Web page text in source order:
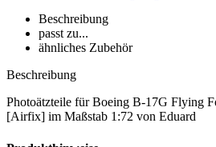
Beschreibung
passt zu...
ähnliches Zubehör
Beschreibung
Photoätzteile für Boeing B-17G Flying
[Airfix] im Maßstab 1:72 von Eduard